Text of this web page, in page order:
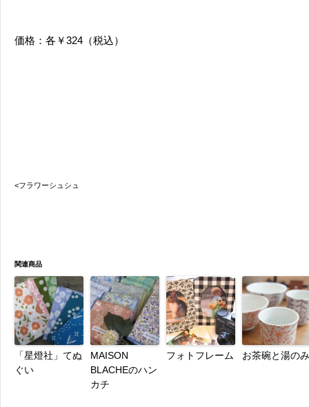
価格：各￥324（税込）
<フラワーシュシュ
関連商品
「星燈社」てぬ
ぐい
MAISON
BLACHEのハン
カチ
フォトフレーム お茶碗と湯のみ